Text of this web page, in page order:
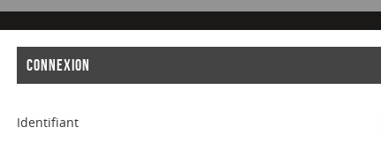
CONNEXION
Identifiant